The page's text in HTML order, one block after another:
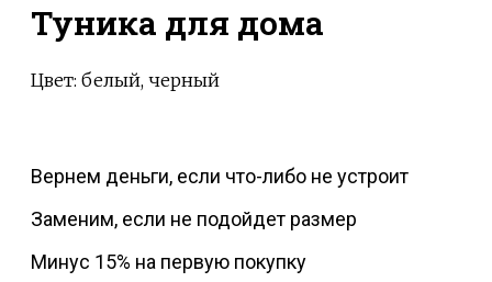
Туника для дома
Цвет: белый, черный
Вернем деньги, если что-либо не устроит
Заменим, если не подойдет размер
Минус 15% на первую покупку